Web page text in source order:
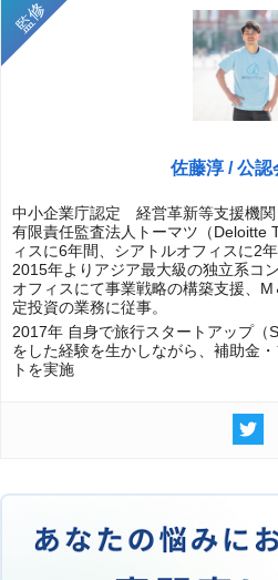
佐藤淳 / 公認
中小企業庁認定 経営革新等支援機関
有限責任監査法人トーマツ（Deloitte
ィスに6年間、シアトルオフィスに2年
2015年よりアジア最大級の独立系コ
オフィスにて事業戦略の構築支援、
定投資の業務に従事。
2017年 自身で旅行スタートアップ（
をした経験を生かしながら、補助金
トを実施